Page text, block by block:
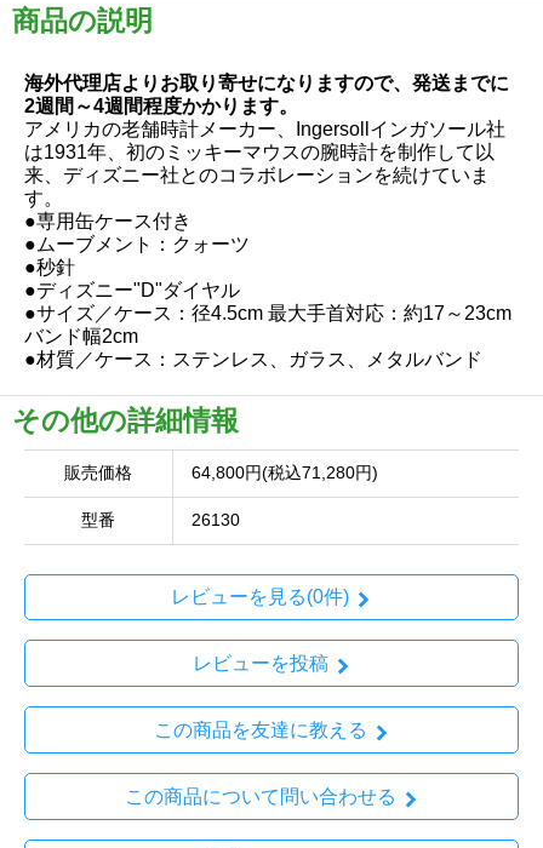
商品の説明
海外代理店よりお取り寄せになりますので、発送までに
2週間～4週間程度かかります。
アメリカの老舗時計メーカー、Ingersollインガソール社
は1931年、初のミッキーマウスの腕時計を制作して以
来、ディズニー社とのコラボレーションを続けていま
す。
●専用缶ケース付き
●ムーブメント：クォーツ
●秒針
●ディズニー"D"ダイヤル
●サイズ／ケース：径4.5cm 最大手首対応：約17～23cm
バンド幅2cm
●材質／ケース：ステンレス、ガラス、メタルバンド
その他の詳細情報
販売価格 64,800円(税込71,280円)
型番 26130
レビューを見る(0件)
レビューを投稿
この商品を友達に教える
この商品について問い合わせる